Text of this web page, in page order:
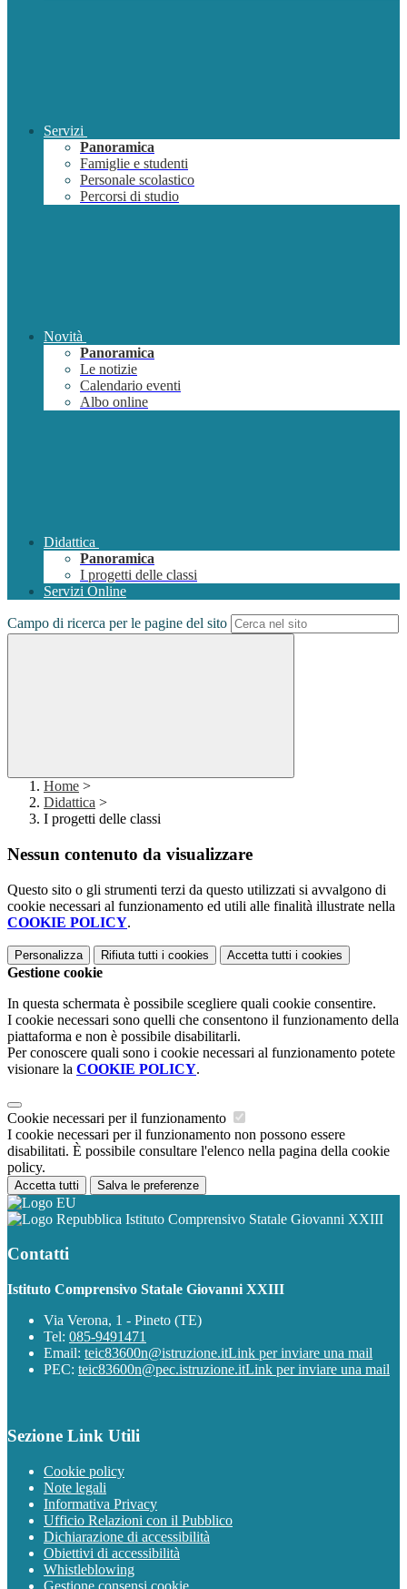
Servizi
Panoramica
Famiglie e studenti
Personale scolastico
Percorsi di studio
Novità
Panoramica
Le notizie
Calendario eventi
Albo online
Didattica
Panoramica
I progetti delle classi
Servizi Online
Campo di ricerca per le pagine del sito
Home >
Didattica >
I progetti delle classi
Nessun contenuto da visualizzare
Questo sito o gli strumenti terzi da questo utilizzati si avvalgono di
cookie necessari al funzionamento ed utili alle finalità illustrate nella
COOKIE POLICY.
Personalizza Rifiuta tutti i cookies Accetta tutti i cookies
Gestione cookie
In questa schermata è possibile scegliere quali cookie consentire.
I cookie necessari sono quelli che consentono il funzionamento della
piattaforma e non è possibile disabilitarli.
Per conoscere quali sono i cookie necessari al funzionamento potete
visionare la COOKIE POLICY.
Cookie necessari per il funzionamento
I cookie necessari per il funzionamento non possono essere
disabilitati. È possibile consultare l'elenco nella pagina della cookie
policy.
Accetta tutti Salva le preferenze
Istituto Comprensivo Statale Giovanni XXIII
Contatti
Istituto Comprensivo Statale Giovanni XXIII
Via Verona, 1 - Pineto (TE)
Tel: 085-9491471
Email: teic83600n@istruzione.itLink per inviare una mail
PEC: teic83600n@pec.istruzione.itLink per inviare una mail
Sezione Link Utili
Cookie policy
Note legali
Informativa Privacy
Ufficio Relazioni con il Pubblico
Dichiarazione di accessibilità
Obiettivi di accessibilità
Whistleblowing
Gestione consensi cookie